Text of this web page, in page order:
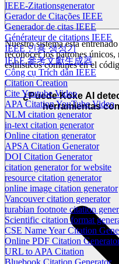
IEEE-Zitationsgenerator
Gerador de Citações IEEE
Generador de citas IEEE
Générateur de citations IEEE
IEEE 인용 생성기
IEEE 參考文獻生成器
Công cụ Trích dẫn IEEE
Citation Creation
Cite Youtube Video
APA Citation YouTube Video
NLM citation generator
in-text citation generator
Online citation generator
APSA Citation Generator
DOI Citation Generator
citation generator for website
resource citation generator
online image citation generator
Vancouver citation generator
turabian footnote citation
Scientific citation format
CSE Name Year Citation
Online PDF Citation
URL to APA Citation
Bluebook Citation Generator
Nuestro sistema está
reconocer los patrones
estilísticos comunes en el
¿Puede Koke AI
herramientas